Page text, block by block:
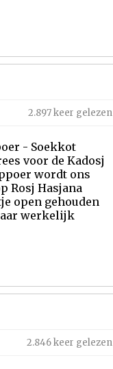
2.897 keer gelezen
- Soekkot
voor de Kadosj
wordt ons
Rosj Hasjana
open gehouden
werkelijk
2.846 keer gelezen